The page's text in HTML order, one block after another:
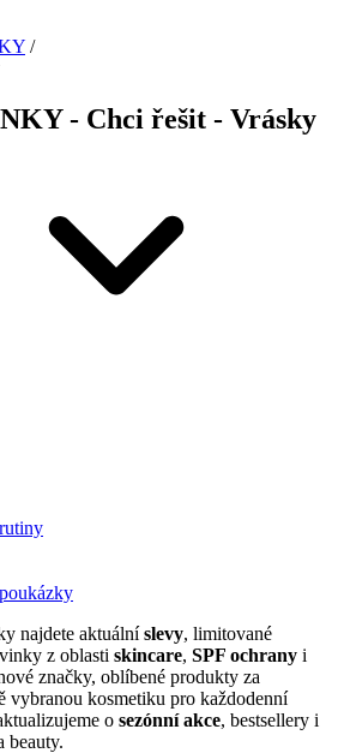
/
- Chci řešit - Vrásky
najdete aktuálníslevy, limitované
z oblasti skincare, SPF ochrany i
značky, oblíbené produkty za
vybranou kosmetiku pro každodenní
o sezónní akce, bestsellery i
beauty.